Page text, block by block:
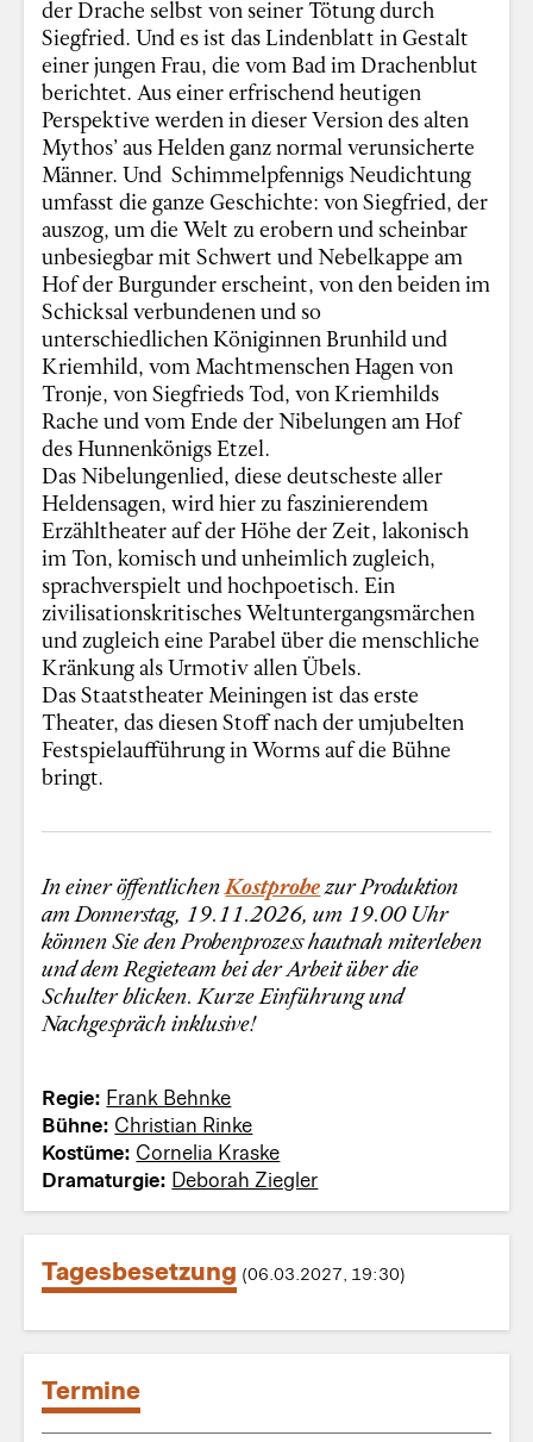
der Drache selbst von seiner Tötung durch
Siegfried. Und es ist das Lindenblatt in Gestalt
einer jungen Frau, die vom Bad im Drachenblut
berichtet. Aus einer erfrischend heutigen
Perspektive werden in dieser Version des alten
Mythos’ aus Helden ganz normal verunsicherte
Männer. Und Schimmelpfennigs Neudichtung
umfasst die ganze Geschichte: von Siegfried, der
auszog, um die Welt zu erobern und scheinbar
unbesiegbar mit Schwert und Nebelkappe am
Hof der Burgunder erscheint, von den beiden im
Schicksal verbundenen und so
unterschiedlichen Königinnen Brunhild und
Kriemhild, vom Machtmenschen Hagen von
Tronje, von Siegfrieds Tod, von Kriemhilds
Rache und vom Ende der Nibelungen am Hof
des Hunnenkönigs Etzel.
Das Nibelungenlied, diese deutscheste aller
Heldensagen, wird hier zu faszinierendem
Erzähltheater auf der Höhe der Zeit, lakonisch
im Ton, komisch und unheimlich zugleich,
sprachverspielt und hochpoetisch. Ein
zivilisationskritisches Weltuntergangsmärchen
und zugleich eine Parabel über die menschliche
Kränkung als Urmotiv allen Übels.
Das Staatstheater Meiningen ist das erste
Theater, das diesen Stoff nach der umjubelten
Festspielaufführung in Worms auf die Bühne
bringt.
In einer öffentlichenKostprobezur Produktion
am Donnerstag, 19.11.2026, um 19.00 Uhr
können Sie den Probenprozess hautnah miterleben
und dem Regieteam bei der Arbeit über die
Schulter blicken. Kurze Einführung und
Nachgespräch inklusive!
Regie: Frank Behnke
Bühne: Christian Rinke
Kostüme: Cornelia Kraske
Dramaturgie: Deborah Ziegler
Tagesbesetzung (06.03.2027, 19:30)
Termine